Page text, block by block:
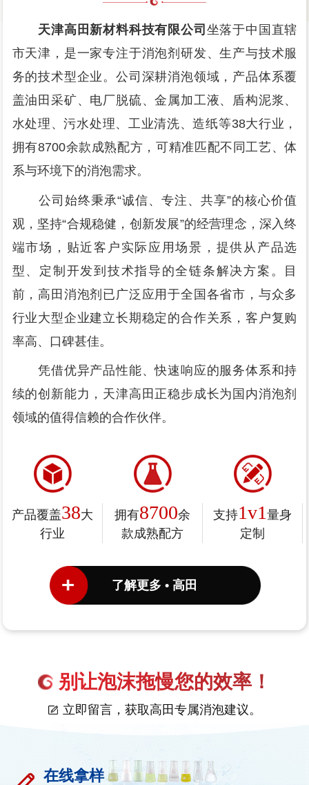
天津高田新材料科技有限公司 坐落于中国直辖
市天津，是一家专注于消泡剂研发、生产与技术服
务的技术型企业。公司深耕消泡领域，产品体系覆
盖油田采矿、电厂脱硫、金属加工液、盾构泥浆、
水处理、污水处理、工业清洗、造纸等38大行业，
拥有8700余款成熟配方，可精准匹配不同工艺、体
系与环境下的消泡需求。
公司始终秉承“诚信、专注、共享”的核心价值
观，坚持“合规稳健，创新发展”的经营理念，深入终
端市场，贴近客户实际应用场景，提供从产品选
型、定制开发到技术指导的全链条解决方案。目
前，高田消泡剂已广泛应用于全国各省市，与众多
行业大型企业建立长期稳定的合作关系，客户复购
率高、口碑甚佳。
凭借优异产品性能、快速响应的服务体系和持
续的创新能力，天津高田正稳步成长为国内消泡剂
领域的值得信赖的合作伙伴。
产品覆盖38大
行业
拥有8700余
款成熟配方
支持1v1 量身
定制
了解更多 • 高田
别让泡沫拖慢您的效率！
立即留言，获取高田专属消泡建议。
在线拿样